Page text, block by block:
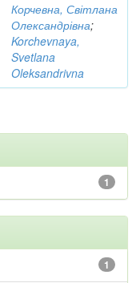
Корчевна, Світлана
Олександрівна;
Korchevnaya,
Svetlana
Oleksandrivna
1
1